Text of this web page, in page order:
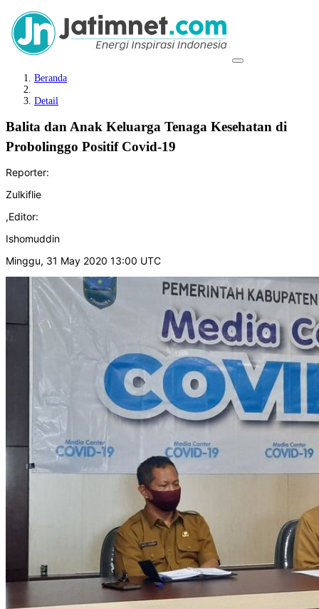
Beranda
Detail
Balita dan Anak Keluarga Tenaga Kesehatan di
Probolinggo Positif Covid-19
Reporter:
Zulkiflie
,Editor:
Ishomuddin
Minggu, 31 May 2020 13:00 UTC